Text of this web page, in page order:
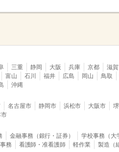
三重 静岡 大阪 兵庫 京都 滋賀
富山 石川 福井 広島 岡山 鳥取
沖縄
名古屋市 静岡市 浜松市 大阪市
金融事務（銀行・証券） 学校事務（大
務 看護師・准看護師 軽作業 製造（